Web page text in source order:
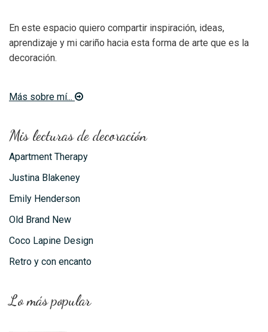
En este espacio quiero compartir inspiración, ideas,
aprendizaje y mi cariño hacia esta forma de arte que es la
decoración.
Más sobre mí...
Mis lecturas de decoración
Apartment Therapy
Justina Blakeney
Emily Henderson
Old Brand New
Coco Lapine Design
Retro y con encanto
Lo más popular